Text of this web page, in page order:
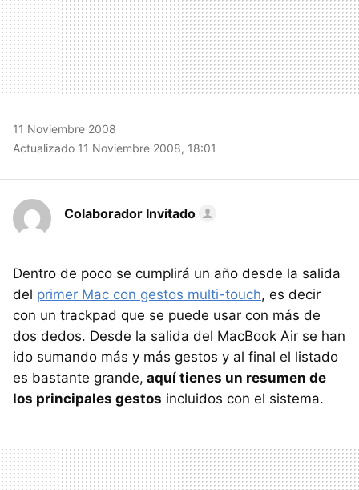
11 Noviembre 2008
Actualizado 11 Noviembre 2008, 18:01
Colaborador Invitado
Dentro de poco se cumplirá un año desde la salida
del primer Mac con gestos multi-touch, es decir
con un trackpad que se puede usar con más de
dos dedos. Desde la salida del MacBook Air se han
ido sumando más y más gestos y al final el listado
es bastante grande, aquí tienes un resumen de
los principales gestos incluidos con el sistema.